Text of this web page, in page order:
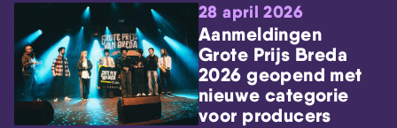
28 april 2026
Aanmeldingen
Grote Prijs Breda
2026 geopend met
nieuwe categorie
voor producers